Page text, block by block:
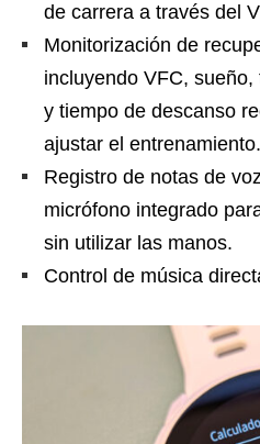
de carrera a través del
Monitorización de
incluyendo VFC,
y tiempo de descanso
ajustar el entrenamiento.
Registro de notas de
micrófono integrado
sin utilizar las manos.
Control de música